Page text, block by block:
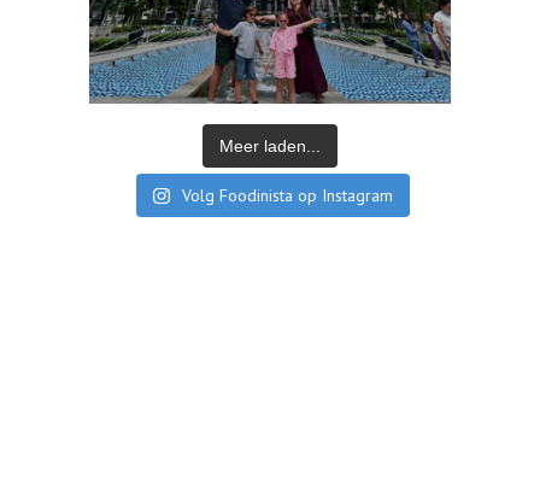
Meer laden...
Volg Foodinista op Instagram